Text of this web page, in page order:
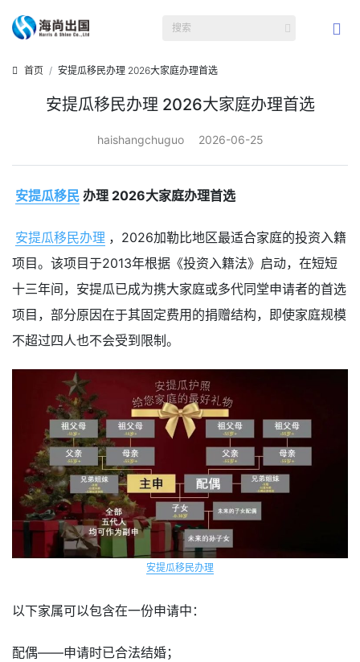
首页 安提瓜移民办理 2026大家庭办理首选
安提瓜移民办理 2026大家庭办理首选
haishangchuguo 2026-06-25
安提瓜移民 办理 2026大家庭办理首选
安提瓜移民办理 ，2026加勒比地区最适合家庭的投资入籍
项目。该项目于2013年根据《投资入籍法》启动，在短短
十三年间，安提瓜已成为携大家庭或多代同堂申请者的首选
项目，部分原因在于其固定费用的捐赠结构，即使家庭规模
不超过四人也不会受到限制。
安提瓜移民办理
以下家属可以包含在一份申请中：
配偶——申请时已合法结婚；